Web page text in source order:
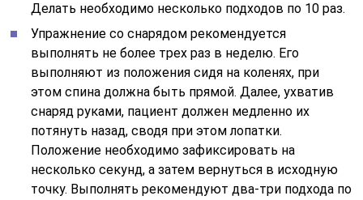
Делать необходимо несколько подходов по 10 раз.
Упражнение со снарядом рекомендуется
выполнять не более трех раз в неделю. Его
выполняют из положения сидя на коленях, при
этом спина должна быть прямой. Далее, ухватив
снаряд руками, пациент должен медленно их
потянуть назад, сводя при этом лопатки.
Положение необходимо зафиксировать на
несколько секунд, а затем вернуться в исходную
точку. Выполнять рекомендуют два-три подхода по